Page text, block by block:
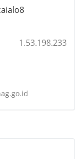
1.53.198.233